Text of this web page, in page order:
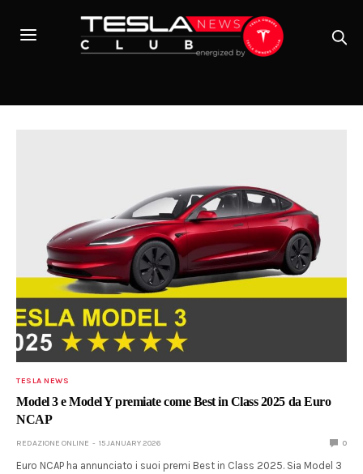
TESLA NEWS
Model 3 e Model Y premiate come Best in Class 2025 da Euro
NCAP
REDAZIONE ONLINE 15 JANUARY 2026 0
Euro NCAP ha annunciato i suoi premi Best in Class 2025. Sia Model 3